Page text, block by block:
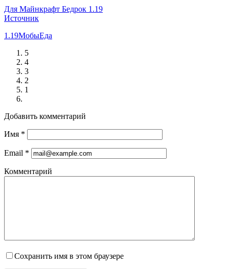
Для Майнкрафт Бедрок 1.19
Источник
1.19МобыЕда
5
4
3
2
1
Добавить комментарий
Имя *
Email *
Комментарий
Сохранить имя в этом браузере